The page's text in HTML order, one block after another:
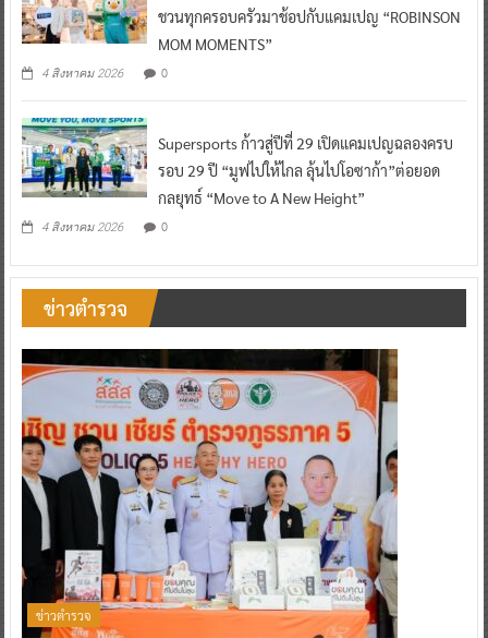
ชวนทุกครอบครัวมาช้อปกับแคมเปญ “ROBINSON
MOM MOMENTS”
4 สิงหาคม 2026 0
Supersports ก้าวสู่ปีที่ 29 เปิดแคมเปญฉลองครบ
รอบ 29 ปี “มูฟไปให้ไกล ลุ้นไปโอซาก้า”ต่อยอด
กลยุทธ์ “Move to A New Height”
4 สิงหาคม 2026 0
ข่าวตำรวจ
ข่าวตำรวจ